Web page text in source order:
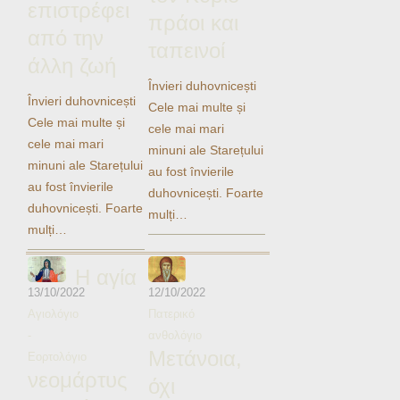
Ηχητικά
επιστρέφει
από την
άλλη ζωή
Învieri duhovnicești
Cele mai multe și
cele mai mari
minuni ale Starețului
au fost învierile
duhovnicești. Foarte
mulți…
πράοι και
ταπεινοί
Învieri duhovnicești
Cele mai multe și
cele mai mari
minuni ale Starețului
au fost învierile
duhovnicești. Foarte
mulți…
13/10/2022
Αγιολόγιο
-
Εορτολόγιο
Η αγία
νεομάρτυς
12/10/2022
Πατερικό
ανθολόγιο
Μετάνοια,
όχι